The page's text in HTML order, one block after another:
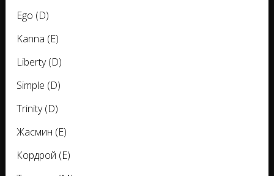
Ego (D)
Kanna (E)
Liberty (D)
Simple (D)
Trinity (D)
Жасмин (E)
Кордрой (E)